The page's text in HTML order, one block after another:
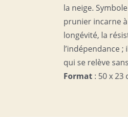
la neige.
prunier incarne
longévité, la
l’indépendance
qui se relève
Format : 50 x 23